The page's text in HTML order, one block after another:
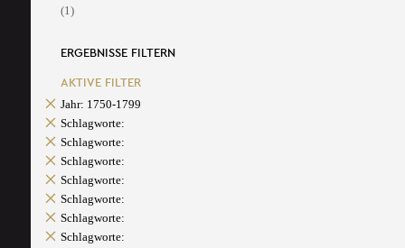
(1)
ERGEBNISSE FILTERN
AKTIVE FILTER
Jahr: 1750-1799
Schlagworte:
Schlagworte:
Schlagworte:
Schlagworte:
Schlagworte:
Schlagworte:
Schlagworte: